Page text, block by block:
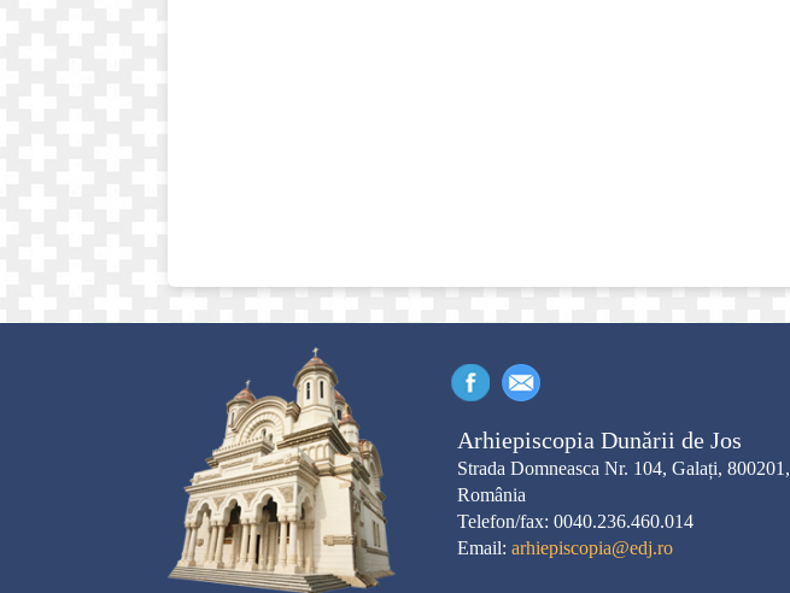
Arhiepiscopia Dunării de Jos
Strada Domneasca Nr. 104, Galați, 800201,
România
Telefon/fax: 0040.236.460.014
Email: arhiepiscopia@edj.ro